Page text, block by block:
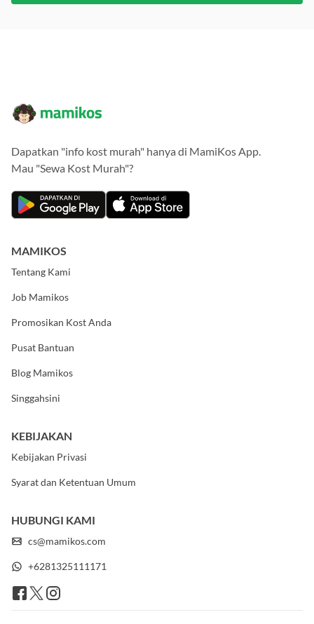
Dapatkan "info kost murah" hanya di MamiKos App.
Mau "Sewa Kost Murah"?
MAMIKOS
Tentang Kami
Job Mamikos
Promosikan Kost Anda
Pusat Bantuan
Blog Mamikos
Singgahsini
KEBIJAKAN
Kebijakan Privasi
Syarat dan Ketentuan Umum
HUBUNGI KAMI
cs@mamikos.com
+6281325111171